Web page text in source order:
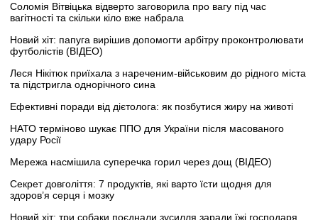
Соломія Вітвіцька відверто заговорила про вагу під час
вагітності та скільки кіло вже набрала
Новий хіт: папуга вирішив допомогти арбітру проконтролювати
футболістів (ВІДЕО)
Леся Нікітюк приїхала з нареченим-військовим до рідного міста
та підстригла однорічного сина
Ефективні поради від дієтолога: як позбутися жиру на животі
НАТО терміново шукає ППО для України після масованого
удару Росії
Мережа насмішила суперечка горил через дощ (ВІДЕО)
Секрет довголіття: 7 продуктів, які варто їсти щодня для
здоров’я серця і мозку
Новий хіт: три собаки поєднали зусилля заради їжі господаря